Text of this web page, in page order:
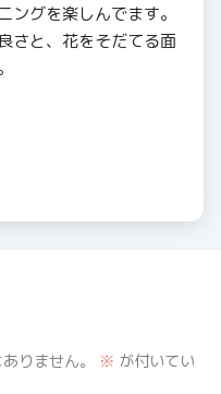
ングを楽しんでます。
さと、花をそだてる面
りません。 ※ が付いてい